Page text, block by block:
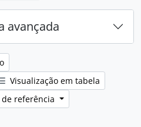
avançada
Visualização em tabela
referência